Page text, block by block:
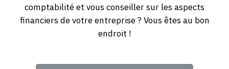
comptabilité et vous conseiller sur les aspects
financiers de votre entreprise ? Vous êtes au bon
endroit !